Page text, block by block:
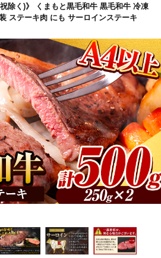
除く)》 くまもと黒毛和牛 黒毛和牛 冷凍
ステーキ肉 にも サーロインステーキ